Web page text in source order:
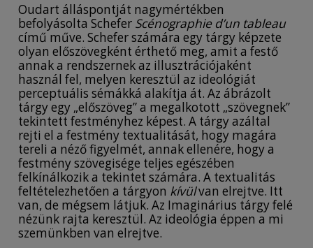
Oudart álláspontját nagymértékben
befolyásolta Schefer Scénographie d’un tableau
című műve. Schefer számára egy tárgy képzete
olyan előszövegként érthető meg, amit a festő
annak a rendszernek az illusztrációjaként
használ fel, melyen keresztül az ideológiát
perceptuális sémákká alakítja át. Az ábrázolt
tárgy egy „előszöveg” a megalkotott „szövegnek”
tekintett festményhez képest. A tárgy azáltal
rejti el a festmény textualitását, hogy magára
tereli a néző figyelmét, annak ellenére, hogy a
festmény szövegisége teljes egészében
felkínálkozik a tekintet számára. A textualitás
feltételezhetően a tárgyon kívülvan elrejtve. Itt
van, de mégsem látjuk. Az Imaginárius tárgy felé
nézünk rajta keresztül. Az ideológia éppen a mi
szemünkben van elrejtve.